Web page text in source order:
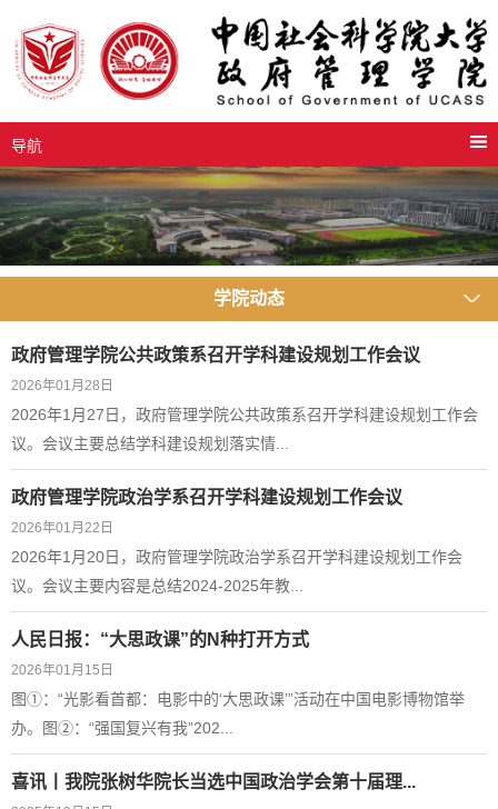
导航
学院动态
政府管理学院公共政策系召开学科建设规划工作会议
2026年01月28日
2026年1月27日，政府管理学院公共政策系召开学科建设规划工作会
议。会议主要总结学科建设规划落实情...
政府管理学院政治学系召开学科建设规划工作会议
2026年01月22日
2026年1月20日，政府管理学院政治学系召开学科建设规划工作会
议。会议主要内容是总结2024-2025年教...
人民日报：“大思政课”的N种打开方式
2026年01月15日
图①：“光影看首都：电影中的‘大思政课’”活动在中国电影博物馆举
办。图②：“强国复兴有我”202...
喜讯丨我院张树华院长当选中国政治学会第十届理...